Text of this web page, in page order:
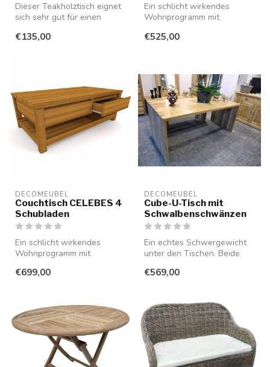
Dieser Teakholztisch eignet
sich sehr gut für einen
(...
€135,00
Ein schlicht wirkendes
Wohnprogramm mit
Türen aus glat...
€525,00
DECOMEUBEL
Couchtisch CELEBES 4
Schubladen
Ein schlicht wirkendes
Wohnprogramm mit
Türen aus glat...
€699,00
DECOMEUBEL
Cube-U-Tisch mit
Schwalbenschwänzen
Ein echtes Schwergewicht
unter den Tischen. Beide
bestehen ...
€569,00